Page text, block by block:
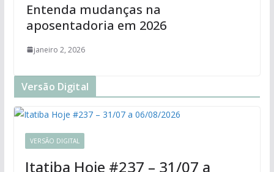
Entenda mudanças na
aposentadoria em 2026
janeiro 2, 2026
Versão Digital
VERSÃO DIGITAL
Itatiba Hoje #237 – 31/07 a